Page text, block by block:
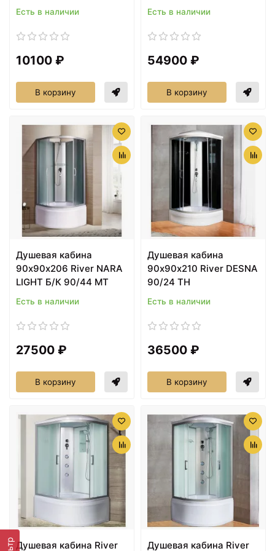
Есть в наличии
10100 ₽
В корзину
Есть в наличии
54900 ₽
В корзину
Душевая кабина
90х90х206 River NARA
LIGHT Б/К 90/44 МТ
Есть в наличии
27500 ₽
В корзину
Душевая кабина
90х90х210 River DESNA
90/24 ТН
Есть в наличии
36500 ₽
В корзину
Душевая кабина River Душевая кабина River